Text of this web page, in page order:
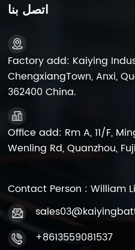
القابلة لإعادة الشحن، وأبواب
الصوت.محطة طاقة محمولة،
إلخ.
اتصل بنا
Factory add: Kaiying
ChengxiangTown, Anxi,
362400 China.
Office add: Rm A, 11/F,
Wenling Rd, Quanzhou,
Contact Person : William
+8613559081537